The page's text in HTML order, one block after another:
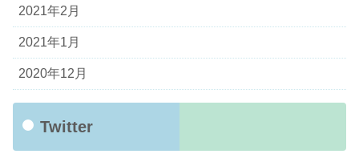
2021年2月
2021年1月
2020年12月
Twitter